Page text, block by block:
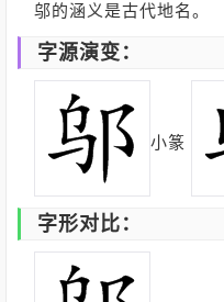
邬的涵义是古代地名。
字源演变：
小篆
字形对比：